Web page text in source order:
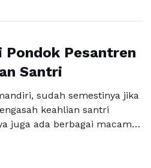
Pesantren
Santri
sudah semestinya jika
keahlian santri
juga ada berbagai macam
ekstrakurikuler